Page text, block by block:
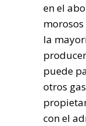
en el
la
puede
otros
con el